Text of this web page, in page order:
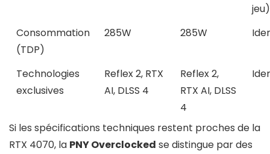
jeu)
Consommation
(TDP)
285W 285W
Technologies
exclusives
Reflex 2, RTX
AI, DLSS 4
Reflex 2,
RTX AI, DLSS
4
Si les spécifications techniques restent proches de la
RTX 4070, la PNY Overclocked se distingue par des